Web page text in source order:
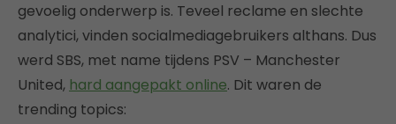
gevoelig onderwerp is. Teveel reclame en slechte
analytici, vinden socialmediagebruikers althans. Dus
werd SBS, met name tijdens PSV – Manchester
United, hard aangepakt online. Dit waren de
trending topics: